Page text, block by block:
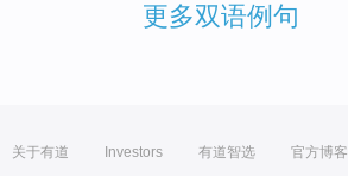
更多双语例句
关于有道 Investors 有道智选 官方博客